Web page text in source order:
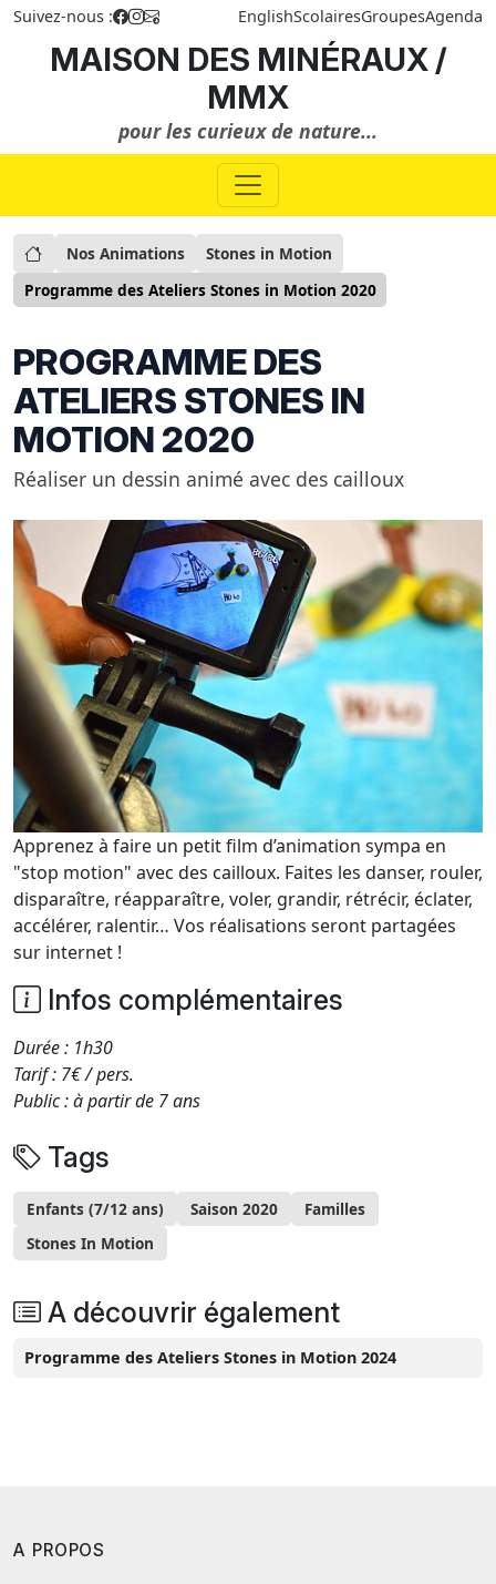
Suivez-nous : EnglishScolairesGroupesAgenda
MAISON DES MINÉRAUX /
MMX
pour les curieux de nature...
Nos Animations
Stones in Motion
Programme des Ateliers Stones in Motion 2020
PROGRAMME DES
ATELIERS STONES IN
MOTION 2020
Réaliser un dessin animé avec des cailloux
Apprenez à faire un petit film d’animation sympa en
"stop motion" avec des cailloux. Faites les danser, rouler,
disparaître, réapparaître, voler, grandir, rétrécir, éclater,
accélérer, ralentir… Vos réalisations seront partagées
sur internet !
Infos complémentaires
Durée : 1h30
Tarif : 7€ / pers.
Public : à partir de 7 ans
Tags
Enfants (7/12 ans) Saison 2020
Familles
Stones In Motion
A découvrir également
Programme des Ateliers Stones in Motion 2024
A PROPOS